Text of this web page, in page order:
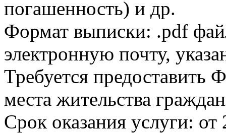
погашенность) и др.
Формат выписки: .pdf
электронную почту,
Требуется
места жительства
Срок оказания услуги: от